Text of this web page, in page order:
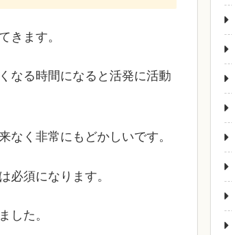
きます。
なる時間になると活発に活動
なく非常にもどかしいです。
必須になります。
した。